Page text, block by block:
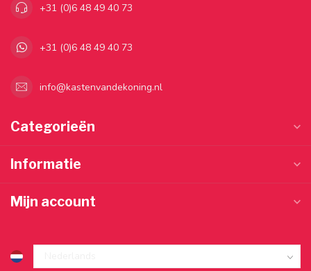
+31 (0)6 48 49 40 73
+31 (0)6 48 49 40 73
info@kastenvandekoning.nl
Categorieën
Informatie
Mijn account